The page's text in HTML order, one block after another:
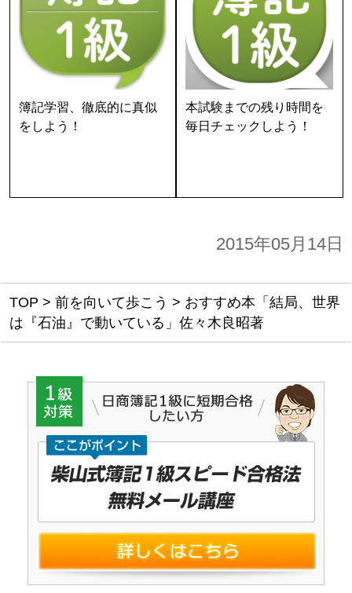
簿記学習、徹底的に真似
をしよう！
本試験までの残り時間を
毎日チェックしよう！
2015年05月14日
TOP > 前を向いて歩こう > おすすめ本「結局、世界
は『石油』で動いている」佐々木良昭著